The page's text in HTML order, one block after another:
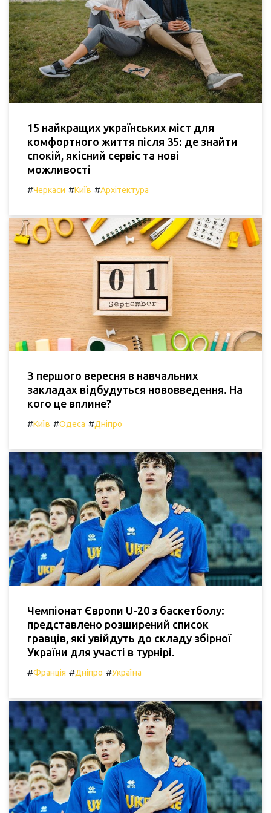
15 найкращих українських міст для
комфортного життя після 35: де знайти
спокій, якісний сервіс та нові
можливості
#Черкаси #Київ #Архітектура
З першого вересня в навчальних
закладах відбудуться нововведення. На
кого це вплине?
#Київ #Одеса #Дніпро
Чемпіонат Європи U-20 з баскетболу:
представлено розширений список
гравців, які увійдуть до складу збірної
України для участі в турнірі.
#Франція #Дніпро #Україна